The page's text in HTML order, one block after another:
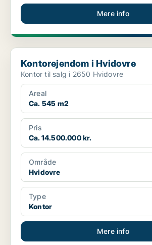
Mere info
Kontorejendom i Hvidovre
Kontorejendom i Hvidovre
Kontor til salg i 2650 Hvidovre
Areal
Ca. 545 m2
Pris
Ca. 14.500.000 kr.
Område
Hvidovre
Type
Kontor
Mere info